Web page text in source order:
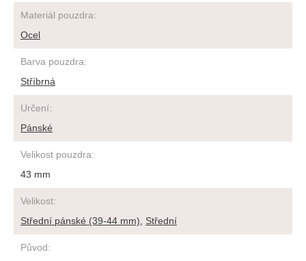
Materiál pouzdra:
Ocel
Barva pouzdra:
Stříbrná
Určení:
Pánské
Velikost pouzdra:
43 mm
Velikost:
Střední pánské (39-44 mm)
Střední
Původ: